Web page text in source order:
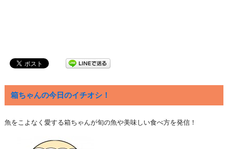
箱ちゃんの今日のイチオシ！
魚をこよなく愛する箱ちゃんが旬の魚や美味しい食べ方を発信！